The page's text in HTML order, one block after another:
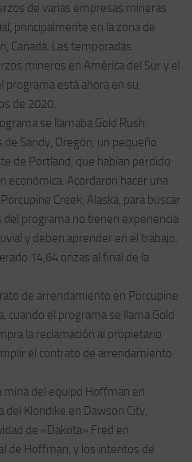
de varias empresas mineras
principalmente en la zona de
Canadá. Las temporadas
mineros en América del Sur y el
programa está ahora en su
de 2020.
se llamaba Gold Rush:
Sandy, Oregón, un pequeño
de Portland, que habían perdido
económica. Acordaron hacer una
Creek, Alaska, para buscar
del programa no tienen experiencia
y deben aprender en el trabajo.
14,64 onzas al final de la
de arrendamiento en Porcupine
cuando el programa se llama Gold
la reclamación al propietario
el contrato de arrendamiento
mina del equipo Hoffman en
del Klondike en Dawson City,
de «Dakota» Fred en
de Hoffman, y los intentos de